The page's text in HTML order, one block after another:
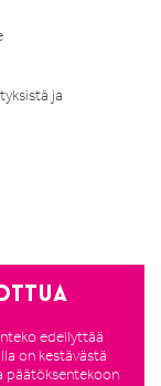
ja
edellyttää
on kestävästä
päätöksentekoon